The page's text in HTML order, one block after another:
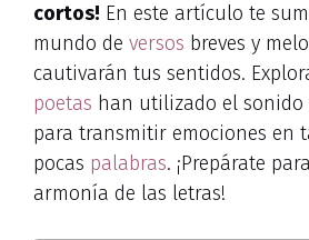
cortos! En este artículo te
mundo de versos breves y
cautivarán tus sentidos.
poetas han utilizado el sonido
para transmitir emociones en
pocas palabras. ¡Prepárate
armonía de las letras!